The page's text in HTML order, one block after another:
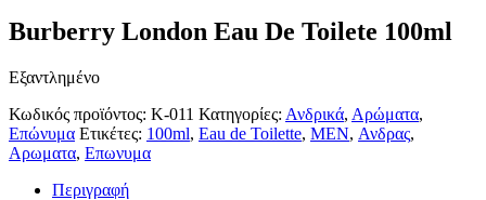
Burberry London Eau De Toilete 100ml
Εξαντλημένο
Κωδικός προϊόντος: K-011 Κατηγορίες: Ανδρικά, Αρώματα,
Επώνυμα Ετικέτες: 100ml, Eau de Toilette, MEN, Ανδρας,
Αρωματα, Επωνυμα
Περιγραφή